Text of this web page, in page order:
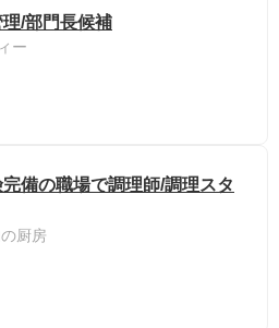
/部門長候補
ー
備の職場で調理師/調理スタ
厨房